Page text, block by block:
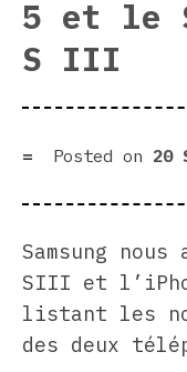
5 et le
S III
Posted on 20
Samsung
SIII et
listant les
des deux